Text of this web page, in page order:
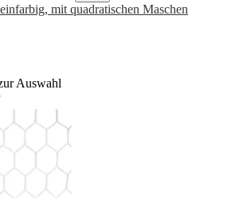
mit quadratischen Maschen
Auswahl